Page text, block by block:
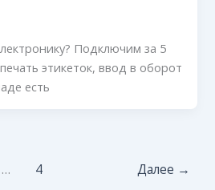
Подключим за 5
этикеток, ввод в оборот
есть
… 4 Далее →